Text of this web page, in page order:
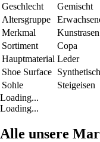
Geschlecht
Gemischt
Altersgruppe
Merkmal
Kunstrasen
Sortiment
Copa
Hauptmaterial Leder
Shoe Surface
Sohle
Steigeisen
Loading...
Loading...
Alle unsere